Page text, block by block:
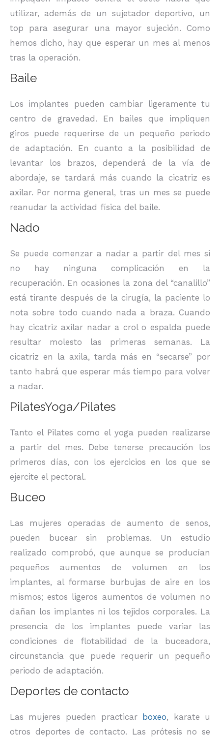
utilizar, además de un sujetador deportivo, un
top para asegurar una mayor sujeción. Como
hemos dicho, hay que esperar un mes al menos
tras la operación.
Baile
Los implantes pueden cambiar ligeramente tu
centro de gravedad. En bailes que impliquen
giros puede requerirse de un pequeño periodo
de adaptación. En cuanto a la posibilidad de
levantar los brazos, dependerá de la vía de
abordaje, se tardará más cuando la cicatriz es
axilar. Por norma general, tras un mes se puede
reanudar la actividad física del baile.
Nado
Se puede comenzar a nadar a partir del mes si
no hay ninguna complicación en la
recuperación. En ocasiones la zona del “canalillo”
está tirante después de la cirugía, la paciente lo
nota sobre todo cuando nada a braza. Cuando
hay cicatriz axilar nadar a crol o espalda puede
resultar molesto las primeras semanas. La
cicatriz en la axila, tarda más en “secarse” por
tanto habrá que esperar más tiempo para volver
a nadar.
PilatesYoga/Pilates
Tanto el Pilates como el yoga pueden realizarse
a partir del mes. Debe tenerse precaución los
primeros días, con los ejercicios en los que se
ejercite el pectoral.
Buceo
Las mujeres operadas de aumento de senos,
pueden bucear sin problemas. Un estudio
realizado comprobó, que aunque se producían
pequeños aumentos de volumen en los
implantes, al formarse burbujas de aire en los
mismos; estos ligeros aumentos de volumen no
dañan los implantes ni los tejidos corporales. La
presencia de los implantes puede variar las
condiciones de flotabilidad de la buceadora,
circunstancia que puede requerir un pequeño
periodo de adaptación.
Deportes de contacto
Las mujeres pueden practicar boxeo, karate u
otros deportes de contacto. Las prótesis no se